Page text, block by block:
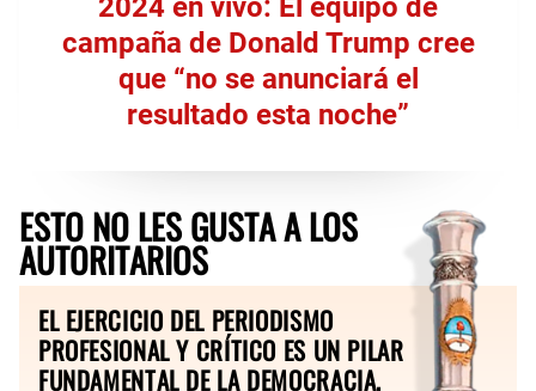
2024 en vivo: El equipo de
campaña de Donald Trump cree
que “no se anunciará el
resultado esta noche”
ESTO NO LES GUSTA A LOS
AUTORITARIOS
EL EJERCICIO DEL PERIODISMO
PROFESIONAL Y CRÍTICO ES UN PILAR
FUNDAMENTAL DE LA DEMOCRACIA.